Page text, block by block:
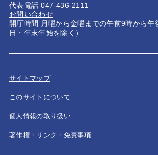
代表電話 047-436-2111
お問い合わせ
開庁時間 月曜から金曜までの午前9時から午
日・年末年始を除く）
サイトマップ
このサイトについて
個人情報の取り扱い
著作権・リンク・免責事項